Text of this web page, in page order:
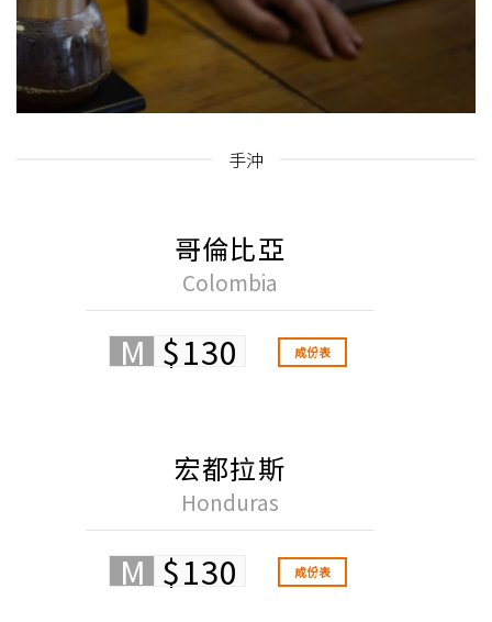
手沖
哥倫比亞
Colombia
M $130 成份表
宏都拉斯
Honduras
M $130 成份表